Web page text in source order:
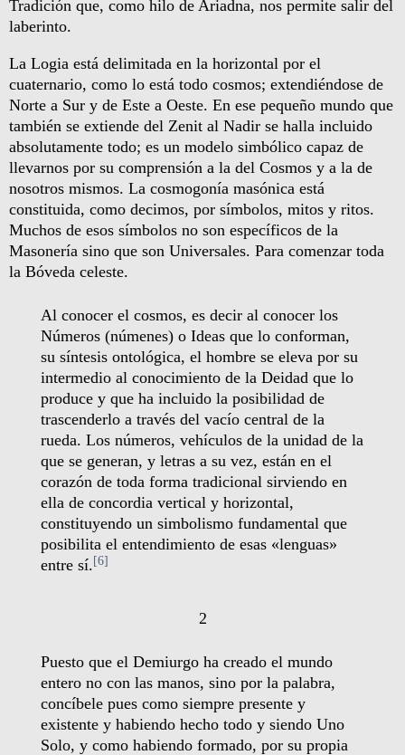
Tradición que, como hilo de Ariadna, nos permite salir del
laberinto.
La Logia está delimitada en la horizontal por el
cuaternario, como lo está todo cosmos; extendiéndose de
Norte a Sur y de Este a Oeste. En ese pequeño mundo que
también se extiende del Zenit al Nadir se halla incluido
absolutamente todo; es un modelo simbólico capaz de
llevarnos por su comprensión a la del Cosmos y a la de
nosotros mismos. La cosmogonía masónica está
constituida, como decimos, por símbolos, mitos y ritos.
Muchos de esos símbolos no son específicos de la
Masonería sino que son Universales. Para comenzar toda
la Bóveda celeste.
Al conocer el cosmos, es decir al conocer los
Números (númenes) o Ideas que lo conforman,
su síntesis ontológica, el hombre se eleva por su
intermedio al conocimiento de la Deidad que lo
produce y que ha incluido la posibilidad de
trascenderlo a través del vacío central de la
rueda. Los números, vehículos de la unidad de la
que se generan, y letras a su vez, están en el
corazón de toda forma tradicional sirviendo en
ella de concordia vertical y horizontal,
constituyendo un simbolismo fundamental que
posibilita el entendimiento de esas «lenguas»
entre sí.[6]
2
Puesto que el Demiurgo ha creado el mundo
entero no con las manos, sino por la palabra,
concíbele pues como siempre presente y
existente y habiendo hecho todo y siendo Uno
Solo, y como habiendo formado, por su propia